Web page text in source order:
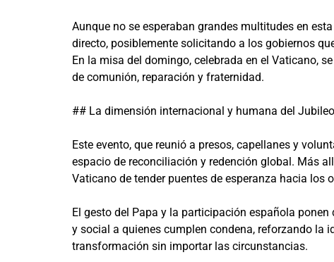
Aunque no se esperaban grandes multitudes en
directo, posiblemente solicitando a los gobiernos
En la misa del domingo, celebrada en el Vaticano,
de comunión, reparación y fraternidad.
## La dimensión internacional y humana del Jubileo
Este evento, que reunió a presos, capellanes y
espacio de reconciliación y redención global. Más
Vaticano de tender puentes de esperanza hacia los
El gesto del Papa y la participación española
y social a quienes cumplen condena, reforzando la
transformación sin importar las circunstancias.